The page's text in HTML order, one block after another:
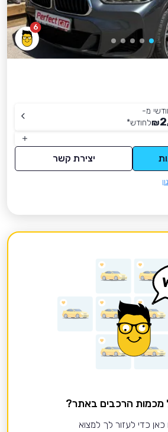
6
מ-
₪לחודש*
יצירת קשר
מכמות הרכבים באתר?
כאן כדי לעזור לך למצוא